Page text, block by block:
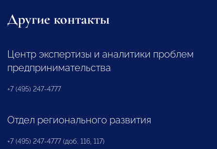
Другие контакты
Центр экспертизы и аналитики проблем
предпринимательства
+7 (495) 247-4777
Отдел регионального развития
+7 (495) 247-4777 (доб. 116, 117)